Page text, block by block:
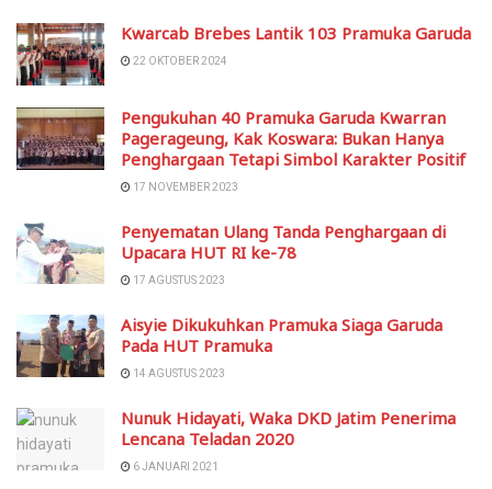
Kwarcab Brebes Lantik 103 Pramuka Garuda
22 OKTOBER 2024
Pengukuhan 40 Pramuka Garuda Kwarran
Pagerageung, Kak Koswara: Bukan Hanya
Penghargaan Tetapi Simbol Karakter Positif
17 NOVEMBER 2023
Penyematan Ulang Tanda Penghargaan di
Upacara HUT RI ke-78
17 AGUSTUS 2023
Aisyie Dikukuhkan Pramuka Siaga Garuda
Pada HUT Pramuka
14 AGUSTUS 2023
Nunuk Hidayati, Waka DKD Jatim Penerima
Lencana Teladan 2020
6 JANUARI 2021